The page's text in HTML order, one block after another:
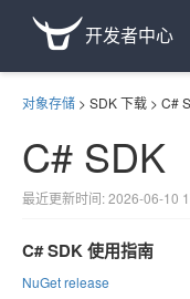
开发者中心
对象存储 > SDK 下载 > C#
C# SDK
最近更新时间: 2026-06-10
C# SDK 使用指南
NuGet release